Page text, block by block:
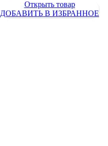
Открыть товар
ДОБАВИТЬ В ИЗБРАННОЕ